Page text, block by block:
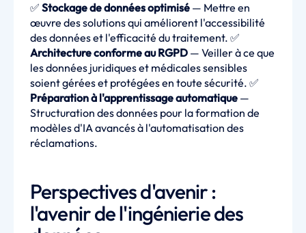
✅ Stockage de données optimisé — Mettre en
œuvre des solutions qui améliorent l'accessibilité
des données et l'efficacité du traitement. ✅
Architecture conforme au RGPD — Veiller à ce que
les données juridiques et médicales sensibles
soient gérées et protégées en toute sécurité. ✅
Préparation à l'apprentissage automatique —
Structuration des données pour la formation de
modèles d'IA avancés à l'automatisation des
réclamations.
Perspectives d'avenir :
l'avenir de l'ingénierie des